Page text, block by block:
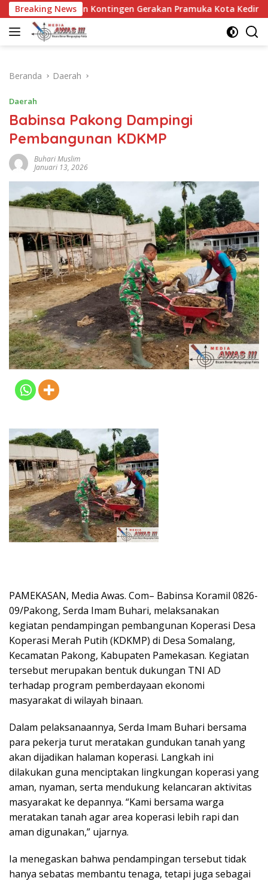
Langsung
ke
konten
Breaking News
Kontingen Gerakan Pramuka Kota Kediri yang akan
Beranda Daerah
Daerah
Babinsa Pakong Dampingi
Pembangunan KDKMP
Buhari Muslim
Januari 13, 2026
PAMEKASAN, Media Awas. Com– Babinsa Koramil 0826-
09/Pakong, Serda Imam Buhari, melaksanakan
kegiatan pendampingan pembangunan Koperasi Desa
Koperasi Merah Putih (KDKMP) di Desa Somalang,
Kecamatan Pakong, Kabupaten Pamekasan. Kegiatan
tersebut merupakan bentuk dukungan TNI AD
terhadap program pemberdayaan ekonomi
masyarakat di wilayah binaan.
Dalam pelaksanaannya, Serda Imam Buhari bersama
para pekerja turut meratakan gundukan tanah yang
akan dijadikan halaman koperasi. Langkah ini
dilakukan guna menciptakan lingkungan koperasi yang
aman, nyaman, serta mendukung kelancaran aktivitas
masyarakat ke depannya. “Kami bersama warga
meratakan tanah agar area koperasi lebih rapi dan
aman digunakan,” ujarnya.
Ia menegaskan bahwa pendampingan tersebut tidak
hanya sebatas membantu tenaga, tetapi juga sebagai